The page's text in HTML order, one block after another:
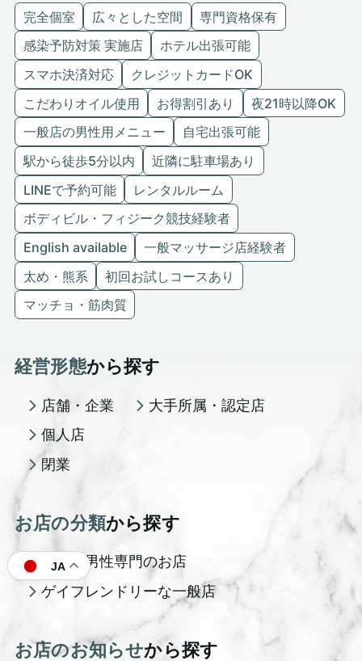
完全個室 広々とした空間
専門資格保有
感染予防対策 実施店
ホテル出張可能
スマホ決済対応
クレジットカードOK
こだわりオイル使用
お得割引あり
夜21時以降OK
一般店の男性用メニュー
自宅出張可能
駅から徒歩5分以内
近隣に駐車場あり
LINEで予約可能
レンタルルーム
ボディビル・フィジーク競技経験者
English available
一般マッサージ店経験者
太め・熊系
初回お試しコースあり
マッチョ・筋肉質
経営形態から探す
店舗・企業
大手所属・認定店
個人店
閉業
お店の分類から探す
ゲイ・男性専門のお店
ゲイフレンドリーな一般店
お店のお知らせから探す
JA